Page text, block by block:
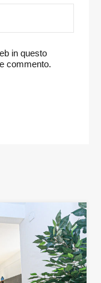
in questo
commento.